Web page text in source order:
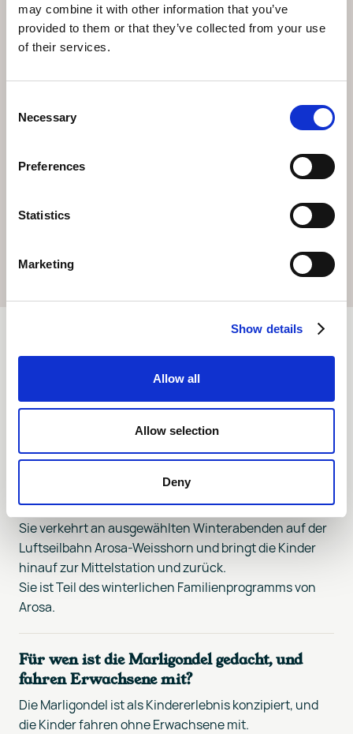
may combine it with other information that you’ve
provided to them or that they’ve collected from your use
of their services.
Selection
Necessary
Preferences
Statistics
Marketing
Show details
Allow all
Allow selection
Deny
Höhepunkt während der
Aroser Skiferien
Abendessen oder als Belohnung nach einem Tag im
Freien, bevor Sie für ein warmes Getränk und einen
Frequently Asked
Questions
Was ist die Marligondel in Arosa?
Die Marligondel ist eine kurze abendliche Gondelfahrt
für Kinder, bei der unterwegs Märchen erzählt werden.
Sie verkehrt an ausgewählten Winterabenden auf der
Luftseilbahn Arosa-Weisshorn und bringt die Kinder
hinauf zur Mittelstation und zurück.
Sie ist Teil des winterlichen Familienprogramms von
Arosa.
Für wen ist die Marligondel gedacht, und
fahren Erwachsene mit?
Die Marligondel ist als Kindererlebnis konzipiert, und
die Kinder fahren ohne Erwachsene mit.